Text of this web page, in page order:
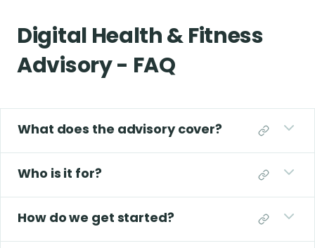
Digital Health & Fitness
Advisory - FAQ
What does the advisory cover?
Who is it for?
How do we get started?